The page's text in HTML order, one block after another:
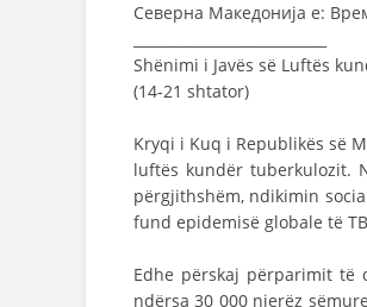
Северна Македонија е:
Shënimi i Javës së Luftës
(14-21 shtator)
Kryqi i Kuq i Republikës së
luftës kundër tuberkulozit.
përgjithshëm, ndikimin
fund epidemisë globale të
Edhe përskaj përparimit të
ndërsa 30 000 njerëz